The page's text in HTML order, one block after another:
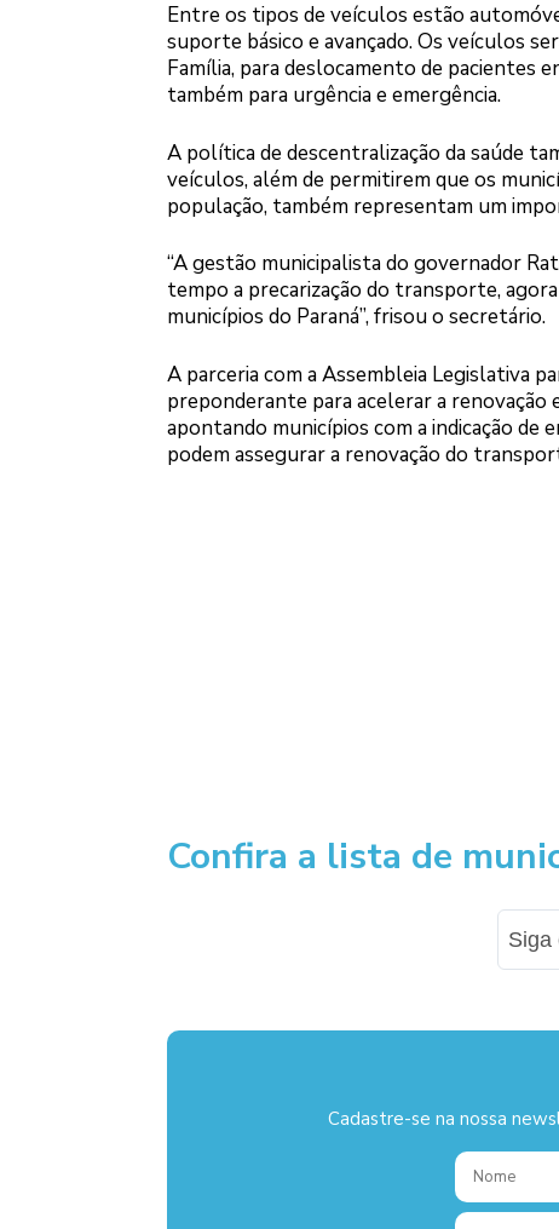
Entre os tipos de veículos estão
suporte básico e avançado. Os veículos
Família, para deslocamento de pacientes
também para urgência e emergência.
A política de descentralização da saúde
veículos, além de permitirem que os
população, também representam um
“A gestão municipalista do governador
tempo a precarização do transporte,
municípios do Paraná”, frisou o secretário.
A parceria com a Assembleia Legislativa
preponderante para acelerar a renovação
apontando municípios com a indicação de
podem assegurar a renovação do
Confira a lista de
Siga
Cadastre-se na nossa